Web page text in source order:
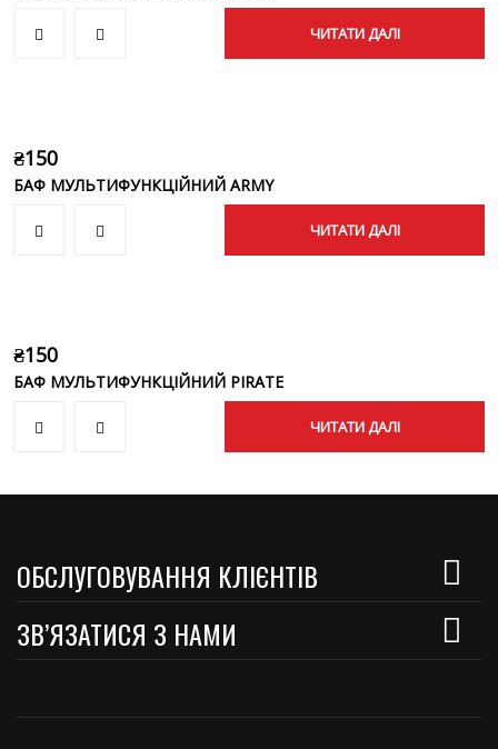
ЧИТАТИ ДАЛІ
₴150
БАФ МУЛЬТИФУНКЦІЙНИЙ ARMY
ЧИТАТИ ДАЛІ
₴150
БАФ МУЛЬТИФУНКЦІЙНИЙ PIRATE
ЧИТАТИ ДАЛІ
ОБСЛУГОВУВАННЯ КЛІЄНТІВ
ЗВ’ЯЗАТИСЯ З НАМИ